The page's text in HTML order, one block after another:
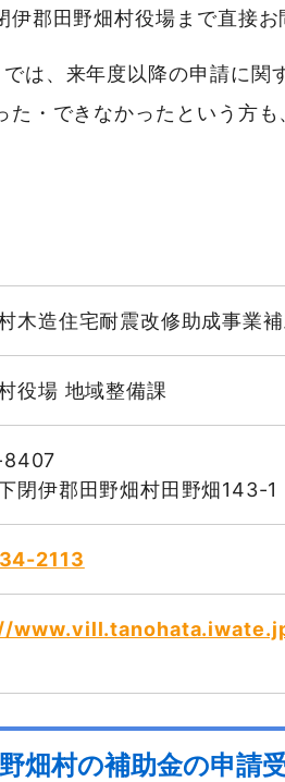
郡田野畑村役場まで直接お
では、来年度以降の申請に関
た・できなかったという方も
木造住宅耐震改修助成事業
役場 地域整備課
閉伊郡田野畑村田野畑143-1
2113
畑村の補助金の申請